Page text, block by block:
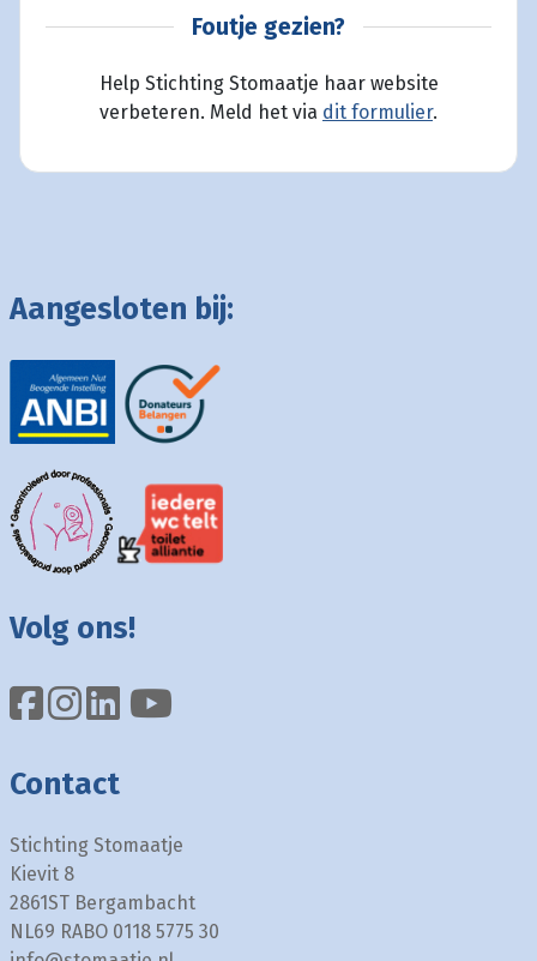
Foutje gezien?
Help Stichting Stomaatje haar website
verbeteren. Meld het via dit formulier.
Aangesloten bij:
Volg ons!
Contact
Stichting Stomaatje
Kievit 8
2861ST Bergambacht
NL69 RABO 0118 5775 30